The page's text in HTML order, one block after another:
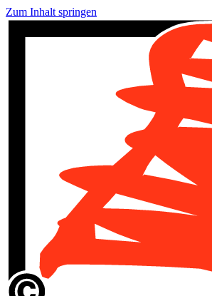
Zum Inhalt springen